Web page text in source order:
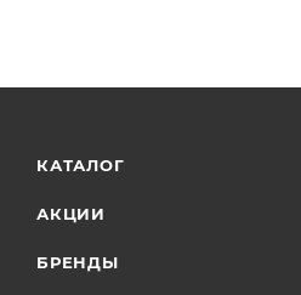
КАТАЛОГ
АКЦИИ
БРЕНДЫ